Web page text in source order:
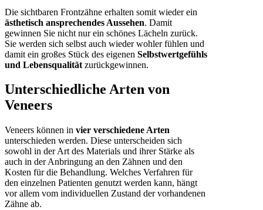
Die sichtbaren Frontzähne erhalten somit wieder ein
ästhetisch ansprechendes Aussehen. Damit
gewinnen Sie nicht nur ein schönes Lächeln zurück.
Sie werden sich selbst auch wieder wohler fühlen und
damit ein großes Stück des eigenen Selbstwertgefühls
und Lebensqualität zurückgewinnen.
Unterschiedliche Arten von
Veneers
Veneers können in vier verschiedene Arten
unterschieden werden. Diese unterscheiden sich
sowohl in der Art des Materials und ihrer Stärke als
auch in der Anbringung an den Zähnen und den
Kosten für die Behandlung. Welches Verfahren für
den einzelnen Patienten genutzt werden kann, hängt
vor allem vom individuellen Zustand der vorhandenen
Zähne ab.